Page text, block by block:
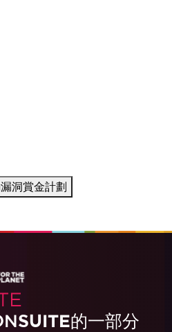
洞賞金計劃
SUITE的一部分